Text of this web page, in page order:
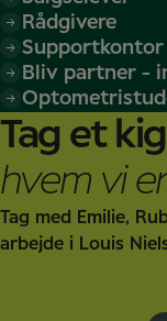
Rådgivere
Supportkontor
Bliv partner -
Tag et
hvem vi er
Tag med Emilie,
arbejde i Louis